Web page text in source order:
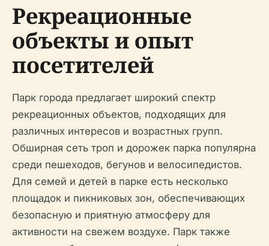
Рекреационные
объекты и опыт
посетителей
Парк города предлагает широкий спектр
рекреационных объектов, подходящих для
различных интересов и возрастных групп.
Обширная сеть троп и дорожек парка популярна
среди пешеходов, бегунов и велосипедистов.
Для семей и детей в парке есть несколько
площадок и пикниковых зон, обеспечивающих
безопасную и приятную атмосферу для
активности на свежем воздухе. Парк также